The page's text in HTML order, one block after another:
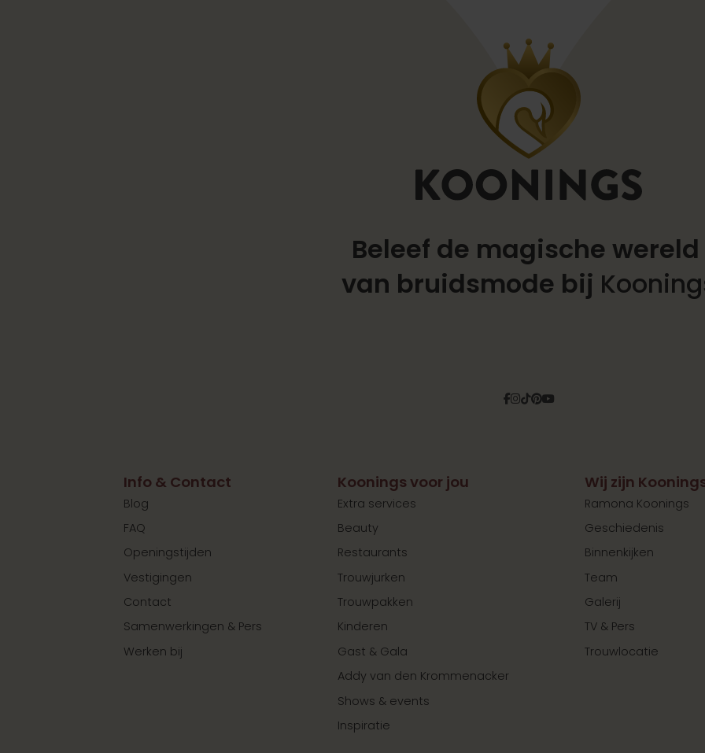
Beleef de magische wereld
van bruidsmode bij
Facebook
Instagram
Tiktok
Pinterest
YouTube
Info & Contact
Blog
FAQ
Openingstijden
Vestigingen
Contact
Samenwerkingen & Pers
Werken bij
Koonings voor jou
Extra services
Beauty
Restaurants
Trouwjurken
Trouwpakken
Kinderen
Gast & Gala
Addy van den Krommenacker
Shows & events
Inspiratie
Wij zijn
Ramona Koonings
Geschiedenis
Binnenkijken
Team
Galerij
TV & Pers
Trouwlocatie